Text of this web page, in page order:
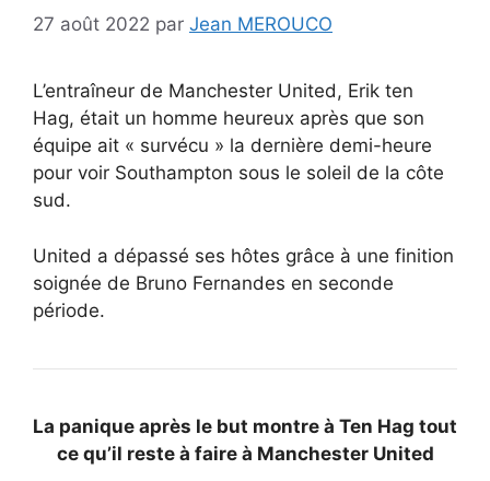
27 août 2022 par Jean MEROUCO
L’entraîneur de Manchester United, Erik ten
Hag, était un homme heureux après que son
équipe ait « survécu » la dernière demi-heure
pour voir Southampton sous le soleil de la côte
sud.
United a dépassé ses hôtes grâce à une finition
soignée de Bruno Fernandes en seconde
période.
La panique après le but montre à Ten Hag tout
ce qu’il reste à faire à Manchester United